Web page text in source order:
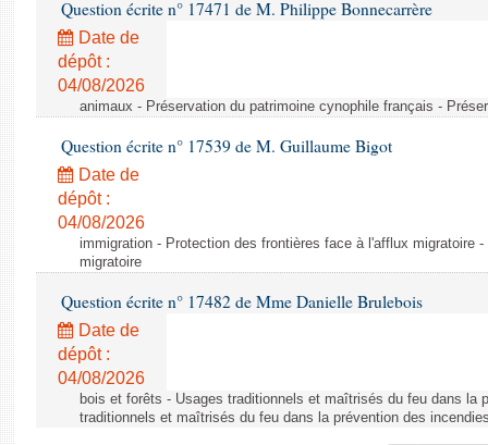
Question écrite n° 17471 de M. Philippe Bonnecarrère
Date de
dépôt :
04/08/2026
animaux - Préservation du patrimoine cynophile français -
Question écrite n° 17539 de M. Guillaume Bigot
Date de
dépôt :
04/08/2026
immigration - Protection des frontières face à l'afflux migratoire
migratoire
Question écrite n° 17482 de Mme Danielle Brulebois
Date de
dépôt :
04/08/2026
bois et forêts - Usages traditionnels et maîtrisés du feu dans la
traditionnels et maîtrisés du feu dans la prévention des